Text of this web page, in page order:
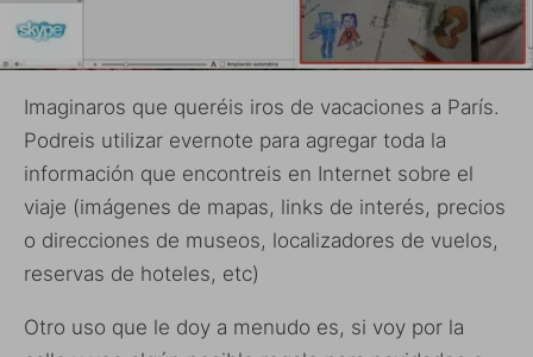
Imaginaros que queréis iros de vacaciones a París.
Podreis utilizar evernote para agregar toda la
información que encontreis en Internet sobre el
viaje (imágenes de mapas, links de interés, precios
o direcciones de museos, localizadores de vuelos,
reservas de hoteles, etc)
Otro uso que le doy a menudo es, si voy por la